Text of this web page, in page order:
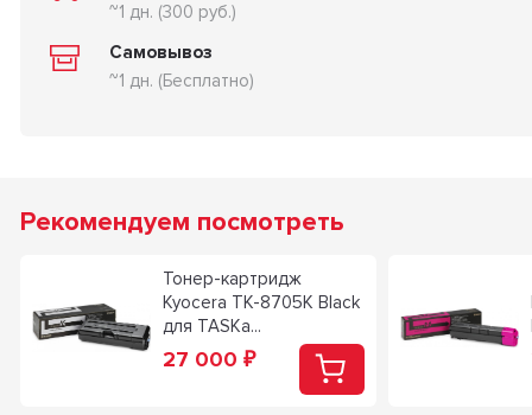
~1 дн. (300 руб.)
Самовывоз
~1 дн. (Бесплатно)
Рекомендуем посмотреть
Тонер-картридж
Kyocera TK-8705K Black
для TASKa...
27 000 ₽